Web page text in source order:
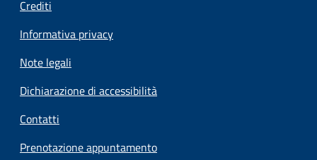
Crediti
Informativa privacy
Note legali
Dichiarazione di accessibilità
Contatti
Prenotazione appuntamento